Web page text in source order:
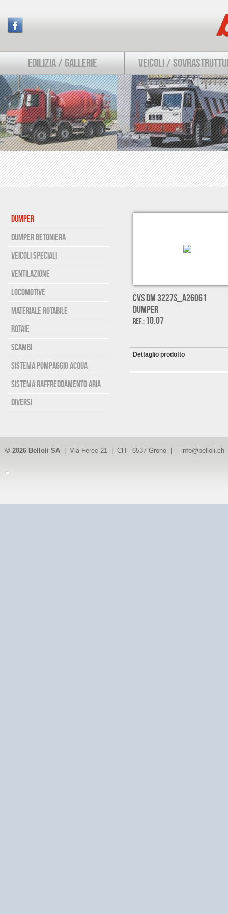
EDILIZIA / GALLERIE VEICOLI /
DUMPER
DUMPER BETONIERA
VEICOLI SPECIALI
VENTILAZIONE
LOCOMOTIVE
MATERIALE ROTABILE
ROTAIE
SCAMBI
SISTEMA POMPAGGIO ACQUA
SISTEMA RAFFREDDAMENTO ARIA
DIVERSI
CVS DM 3227S_A26061
Dumper
Ref.: 10.07
Dettaglio prodotto
© 2026 Belloli SA | Via Feree 21 | CH - 6537 Grono | info@belloli.ch